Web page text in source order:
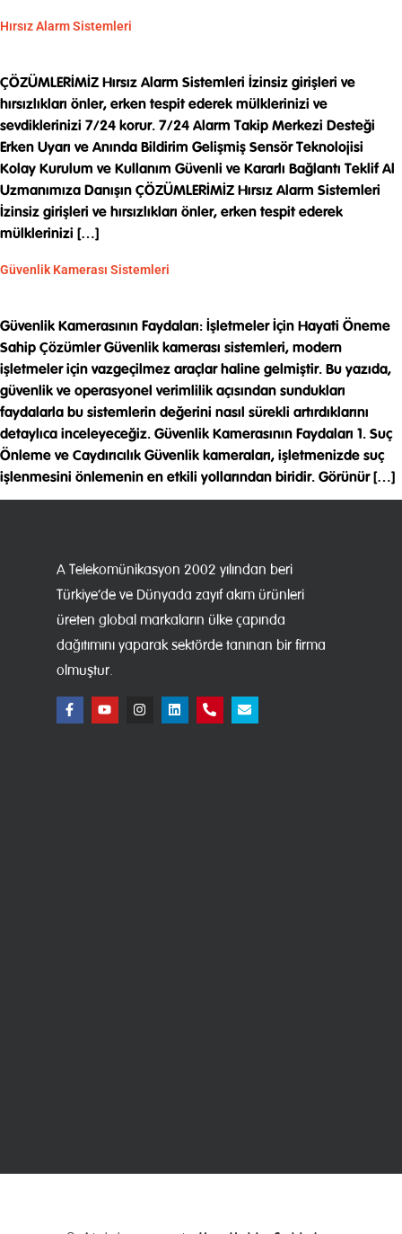
Hırsız Alarm Sistemleri
ÇÖZÜMLERİMİZ Hırsız Alarm Sistemleri İzinsiz girişleri ve
hırsızlıkları önler, erken tespit ederek mülklerinizi ve
sevdiklerinizi 7/24 korur. 7/24 Alarm Takip Merkezi Desteği
Erken Uyarı ve Anında Bildirim Gelişmiş Sensör Teknolojisi
Kolay Kurulum ve Kullanım Güvenli ve Kararlı Bağlantı Teklif Al
Uzmanımıza Danışın ÇÖZÜMLERİMİZ Hırsız Alarm Sistemleri
İzinsiz girişleri ve hırsızlıkları önler, erken tespit ederek
mülklerinizi […]
Güvenlik Kamerası Sistemleri
Güvenlik Kamerasının Faydaları: İşletmeler İçin Hayati Öneme
Sahip Çözümler Güvenlik kamerası sistemleri, modern
işletmeler için vazgeçilmez araçlar haline gelmiştir. Bu yazıda,
güvenlik ve operasyonel verimlilik açısından sundukları
faydalarla bu sistemlerin değerini nasıl sürekli artırdıklarını
detaylıca inceleyeceğiz. Güvenlik Kamerasının Faydaları 1. Suç
Önleme ve Caydırıcılık Güvenlik kameraları, işletmenizde suç
işlenmesini önlemenin en etkili yollarından biridir. Görünür […]
A Telekomünikasyon 2002 yılından beri
Türkiye’de ve Dünyada zayıf akım ürünleri
üreten global markaların ülke çapında
dağıtımını yaparak sektörde tanınan bir firma
olmuştur.